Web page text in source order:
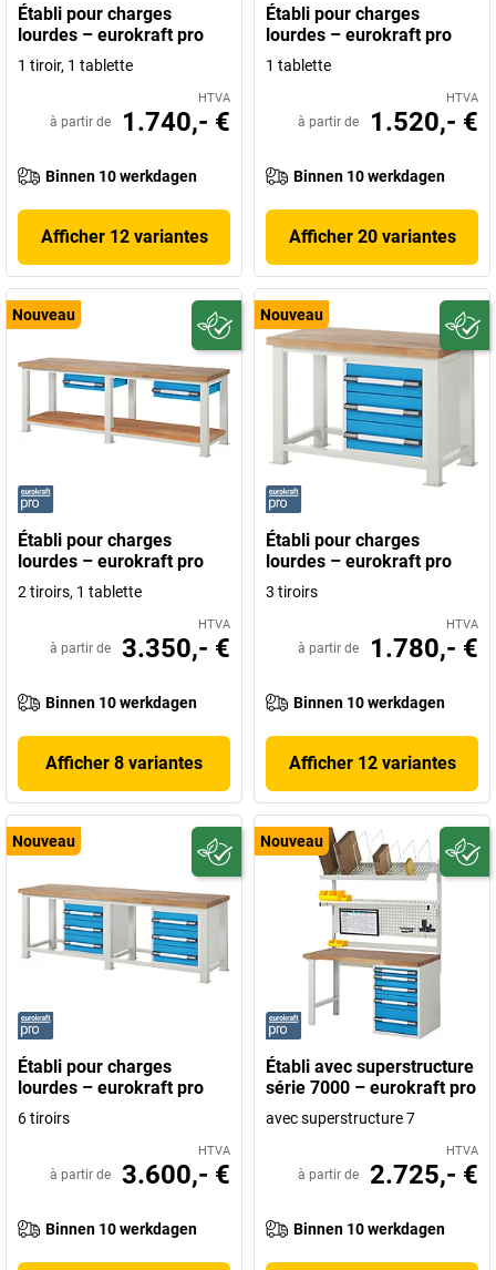
Établi pour charges
lourdes – eurokraft pro
1 tiroir, 1 tablette
HTVA
à partir de 1.740,- €
Binnen 10 werkdagen
Afficher 12 variantes
Établi pour charges
lourdes – eurokraft pro
1 tablette
HTVA
à partir de 1.520,- €
Binnen 10 werkdagen
Afficher 20 variantes
Nouveau
Établi pour charges
lourdes – eurokraft pro
2 tiroirs, 1 tablette
HTVA
à partir de 3.350,- €
Binnen 10 werkdagen
Afficher 8 variantes
Nouveau
Établi pour charges
lourdes – eurokraft pro
3 tiroirs
HTVA
à partir de 1.780,- €
Binnen 10 werkdagen
Afficher 12 variantes
Nouveau
Établi pour charges
lourdes – eurokraft pro
6 tiroirs
HTVA
à partir de 3.600,- €
Binnen 10 werkdagen
Nouveau
Établi avec superstructure
série 7000 – eurokraft pro
avec superstructure 7
HTVA
à partir de 2.725,- €
Binnen 10 werkdagen